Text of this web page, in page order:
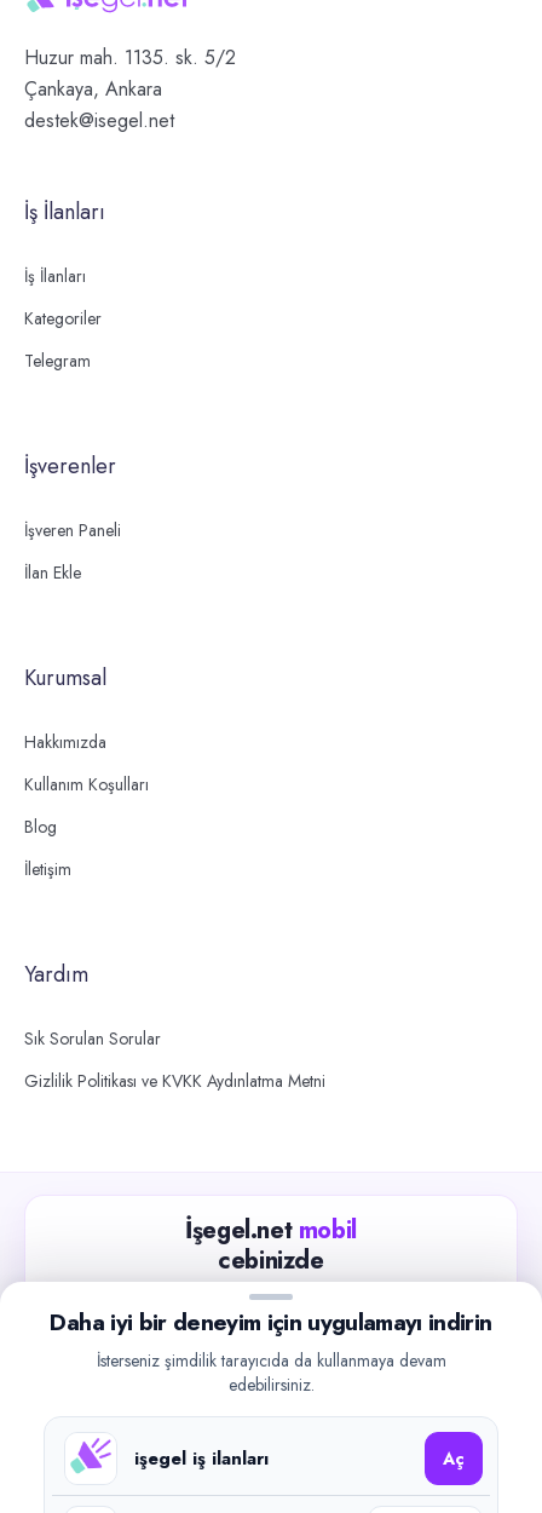
Huzur mah. 1135. sk. 5/2
Çankaya, Ankara
destek@isegel.net
İş İlanları
İş İlanları
Kategoriler
Telegram
İşverenler
İşveren Paneli
İlan Ekle
Kurumsal
Hakkımızda
Kullanım Koşulları
Blog
İletişim
Yardım
Sık Sorulan Sorular
Gizlilik Politikası ve KVKK Aydınlatma Metni
İşegel.net mobil
cebinizde
Güncel iş ilanlarını takip edin, işverenlerle hızlıca
iletişime geçin.
Google Play
Daha iyi bir deneyim için uygulamayı indirin
İsterseniz şimdilik tarayıcıda da kullanmaya devam
edebilirsiniz.
işegel iş ilanları Aç